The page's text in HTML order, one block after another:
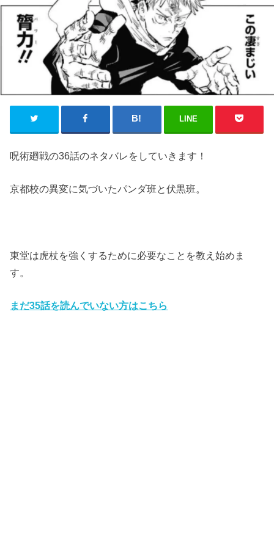
LINE
呪術廻戦の36話のネタバレをしていきます！
京都校の異変に気づいたパンダ班と伏黒班。
東堂は虎杖を強くするために必要なことを教え始めま
す。
まだ35話を読んでいない方はこちら